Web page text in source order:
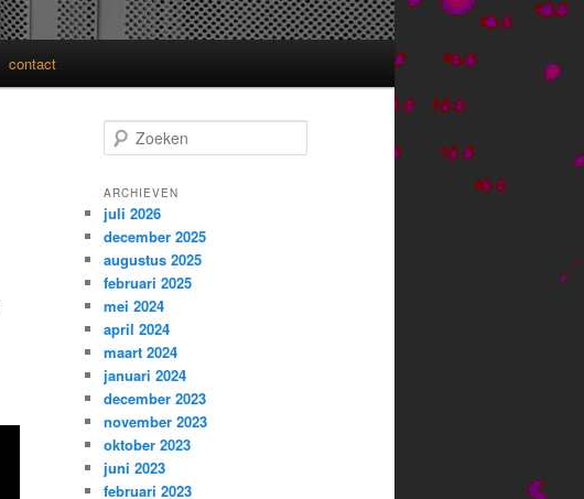
contact
o
k
e
n
ARCHIEVEN
juli 2026
december 2025
augustus 2025
februari 2025
mei 2024
april 2024
maart 2024
januari 2024
december 2023
november 2023
oktober 2023
juni 2023
februari 2023